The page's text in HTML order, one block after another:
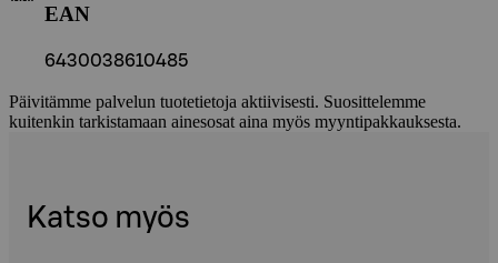
EAN
6430038610485
Päivitämme palvelun tuotetietoja aktiivisesti. Suosittelemme
kuitenkin tarkistamaan ainesosat aina myös myyntipakkauksesta.
Katso myös